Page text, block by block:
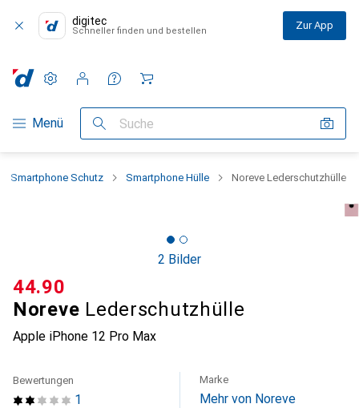
digitec
Schneller finden und bestellen Zur App
Navigation nach Kategorien
Menü Suche
Einstellungen
Kundenkonto
Vergleichslisten
Merklisten
Warenkorb
Smartphone Schutz Smartphone Hülle Noreve Lederschutzhülle
2 Bilder
Noreve Lederschutzhülle
Apple iPhone 12 Pro Max
CHF
44.90
1
Bewertungen Marke
Mehr von Noreve